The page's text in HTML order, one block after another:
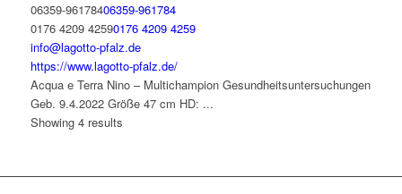
06359-96178406359-961784
0176 4209 42590176 4209 4259
info@lagotto-pfalz.de
https://www.lagotto-pfalz.de/
Acqua e Terra Nino – Multichampion Gesundheitsuntersuchungen
Geb. 9.4.2022 Größe 47 cm HD: ...
Showing 4 results